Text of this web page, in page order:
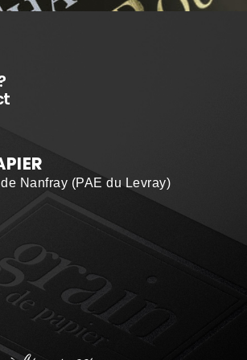
Nanfray (PAE du Levray)